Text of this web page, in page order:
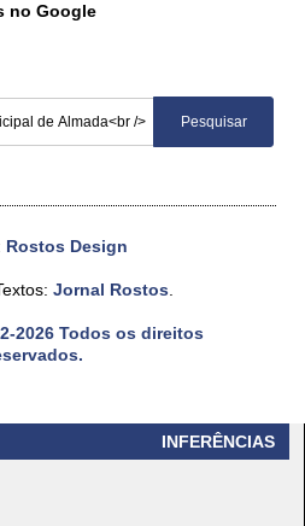
INFERÊNCIAS
no Google
Rostos Design
Jornal Rostos.
2026 Todos os direitos